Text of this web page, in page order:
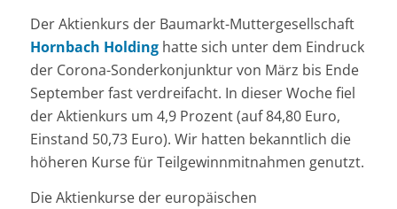
Der Aktienkurs der Baumarkt-Muttergesellschaft
Hornbach Holdinghatte sich unter dem Eindruck
der Corona-Sonderkonjunktur von März bis Ende
September fast verdreifacht. In dieser Woche fiel
der Aktienkurs um 4,9 Prozent (auf 84,80 Euro,
Einstand 50,73 Euro). Wir hatten bekanntlich die
höheren Kurse für Teilgewinnmitnahmen genutzt.
Die Aktienkurse der europäischen